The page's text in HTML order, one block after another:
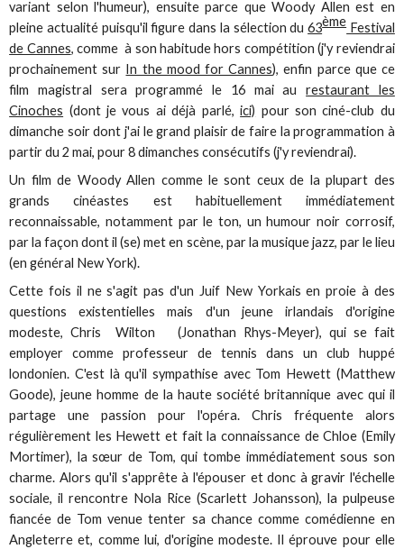
variant selon l'humeur), ensuite parce que Woody Allen est en
pleine actualité puisqu'il figure dans la sélection du63èmeFestival
de Cannes, comme à son habitude hors compétition (j'y reviendrai
prochainement sur In the mood for Cannes), enfin parce que ce
film magistral sera programmé le 16 mai aurestaurant les
Cinoches (dont je vous ai déjà parlé,ici) pour son ciné-club du
dimanche soir dont j'ai le grand plaisir de faire la programmation à
partir du 2 mai, pour 8 dimanches consécutifs (j'y reviendrai).
Un film de Woody Allen comme le sont ceux de la plupart des
grands cinéastes est habituellement immédiatement
reconnaissable, notamment par le ton, un humour noir corrosif,
par la façon dont il (se) met en scène, par la musique jazz, par le lieu
(en général New York).
Cette fois il ne s'agit pas d'un Juif New Yorkais en proie à des
questions existentielles mais d'un jeune irlandais d'origine
modeste, Chris Wilton (Jonathan Rhys-Meyer), qui se fait
employer comme professeur de tennis dans un club huppé
londonien. C'est là qu'il sympathise avec Tom Hewett (Matthew
Goode), jeune homme de la haute société britannique avec qui il
partage une passion pour l'opéra. Chris fréquente alors
régulièrement les Hewett et fait la connaissance de Chloe (Emily
Mortimer), la sœur de Tom, qui tombe immédiatement sous son
charme. Alors qu'il s'apprête à l'épouser et donc à gravir l'échelle
sociale, il rencontre Nola Rice (Scarlett Johansson), la pulpeuse
fiancée de Tom venue tenter sa chance comme comédienne en
Angleterre et, comme lui, d'origine modeste. Il éprouve pour elle